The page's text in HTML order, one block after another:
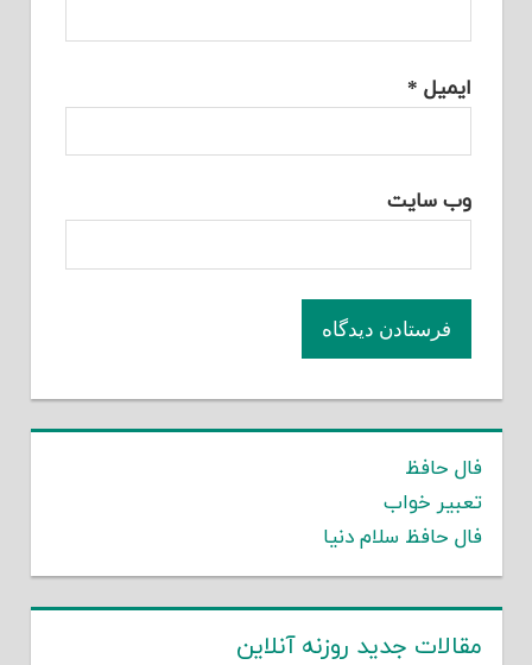
ایمیل *
وب‌ سایت
فال حافظ
تعبیر خواب
فال حافظ سلام دنیا
مقالات جدید روزنه آنلاین